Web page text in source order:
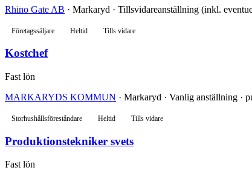
Rhino Gate AB · Markaryd · Tillsvidareanställning (inkl.
Företagssäljare Heltid Tills vidare
Kostchef
Fast lön
MARKARYDS KOMMUN · Markaryd · Vanlig anställning ·
Storhushållsföreståndare Heltid Tills vidare
Produktionstekniker svets
Fast lön